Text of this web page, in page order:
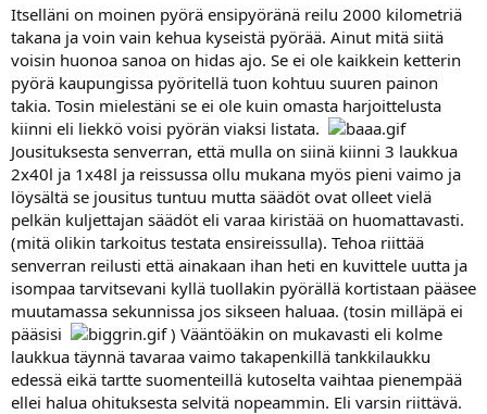
Itselläni on moinen pyörä ensipyöränä reilu 2000 kilometriä
takana ja voin vain kehua kyseistä pyörää. Ainut mitä siitä
voisin huonoa sanoa on hidas ajo. Se ei ole kaikkein ketterin
pyörä kaupungissa pyöritellä tuon kohtuu suuren painon
takia. Tosin mielestäni se ei ole kuin omasta harjoittelusta
kiinni eli liekkö voisi pyörän viaksi listata.
Jousituksesta senverran, että mulla on siinä kiinni 3 laukkua
2x40l ja 1x48l ja reissussa ollu mukana myös pieni vaimo ja
löysältä se jousitus tuntuu mutta säädöt ovat olleet vielä
pelkän kuljettajan säädöt eli varaa kiristää on huomattavasti.
(mitä olikin tarkoitus testata ensireissulla). Tehoa riittää
senverran reilusti että ainakaan ihan heti en kuvittele uutta ja
isompaa tarvitsevani kyllä tuollakin pyörällä kortistaan pääsee
muutamassa sekunnissa jos sikseen haluaa. (tosin milläpä ei
pääsisi
) Vääntöäkin on mukavasti eli kolme
laukkua täynnä tavaraa vaimo takapenkillä tankkilaukku
edessä eikä tartte suomenteillä kutoselta vaihtaa pienempää
ellei halua ohituksesta selvitä nopeammin. Eli varsin riittävä.